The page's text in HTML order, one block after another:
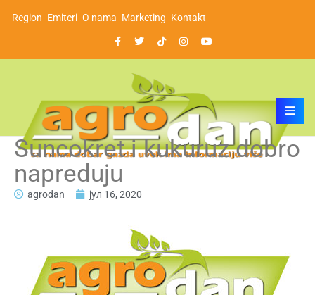
Region Emiteri O nama Marketing Kontakt
Suncokret i kukuruz dobro
napreduju
agrodan јул 16, 2020